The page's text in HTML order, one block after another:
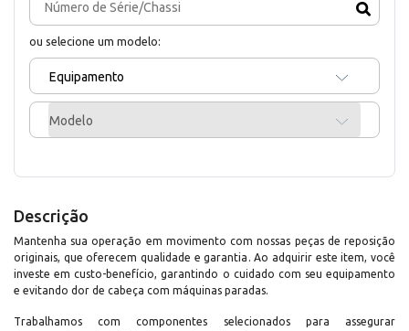
ou selecione um modelo:
Equipamento
Modelo
Descrição
Mantenha sua operação em movimento com nossas peças de reposição
originais, que oferecem qualidade e garantia. Ao adquirir este item, você
investe em custo-benefício, garantindo o cuidado com seu equipamento
e evitando dor de cabeça com máquinas paradas.
Trabalhamos com componentes selecionados para assegurar